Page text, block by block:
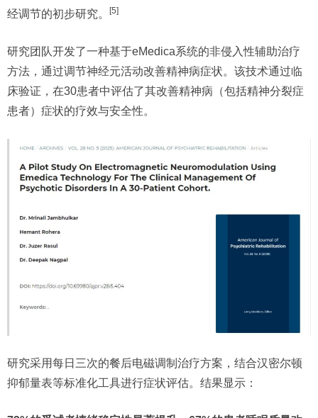
经调节的初步研究。
[5]
研究团队开发了一种基于eMedica系统的非侵入性辅助治疗
方法，通过调节神经元活动改善精神病症状。该技术通过临
床验证，在30患者中评估了其改善精神病（包括精神分裂症
患者）症状的疗效与安全性。
研究采用每日三次的餐后电磁调制治疗方案，结合汉密尔顿
抑郁量表等标准化工具进行症状评估。结果显示：